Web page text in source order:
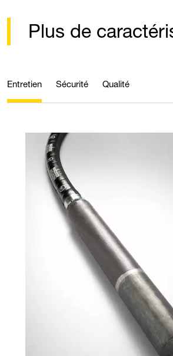
Plus de
Entretien Sécurité Qualité